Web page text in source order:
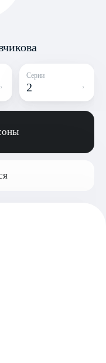
Серии
2